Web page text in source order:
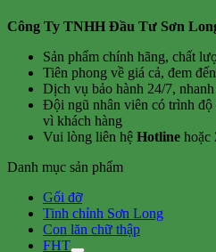
Công Ty TNHH Đầu Tư Sơn
Sản phẩm chính hãng, chất
Tiên phong về giá cả, đem
Dịch vụ bảo hành 24/7,
Đội ngũ nhân viên có trình độ
vì khách hàng
Vui lòng liên hệ Hotline hoặc
Danh mục sản phẩm
Gối đỡ
Tinh chỉnh Sơn Long
Con lăn chữ thập
FHT